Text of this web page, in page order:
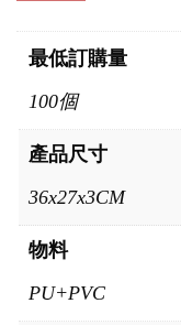
最低訂購量
100個
產品尺寸
36x27x3CM
物料
PU+PVC